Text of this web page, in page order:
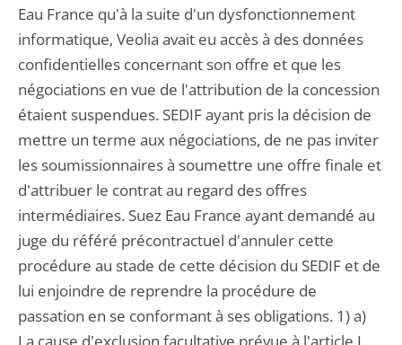
Eau France qu'à la suite d'un dysfonctionnement
informatique, Veolia avait eu accès à des données
confidentielles concernant son offre et que les
négociations en vue de l'attribution de la concession
étaient suspendues. SEDIF ayant pris la décision de
mettre un terme aux négociations, de ne pas inviter
les soumissionnaires à soumettre une offre finale et
d'attribuer le contrat au regard des offres
intermédiaires. Suez Eau France ayant demandé au
juge du référé précontractuel d'annuler cette
procédure au stade de cette décision du SEDIF et de
lui enjoindre de reprendre la procédure de
passation en se conformant à ses obligations. 1) a)